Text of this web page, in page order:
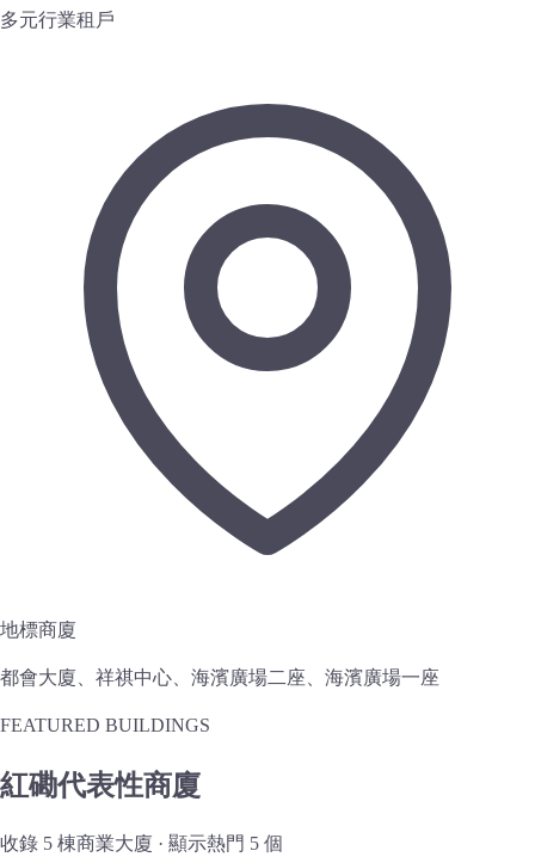
多元行業租戶
地標商廈
都會大廈、祥祺中心、海濱廣場二座、海濱廣場一座
FEATURED BUILDINGS
紅磡代表性商廈
收錄 5 棟商業大廈 · 顯示熱門 5 個